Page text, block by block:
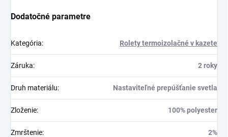
Dodatočné parametre
Kategória: Rolety termoizolačné v kazete
Záruka: 2 roky
Druh materiálu: Nastaviteľné prepúšťanie svetla
Zloženie: 100% polyester
Zmrštenie: 2%